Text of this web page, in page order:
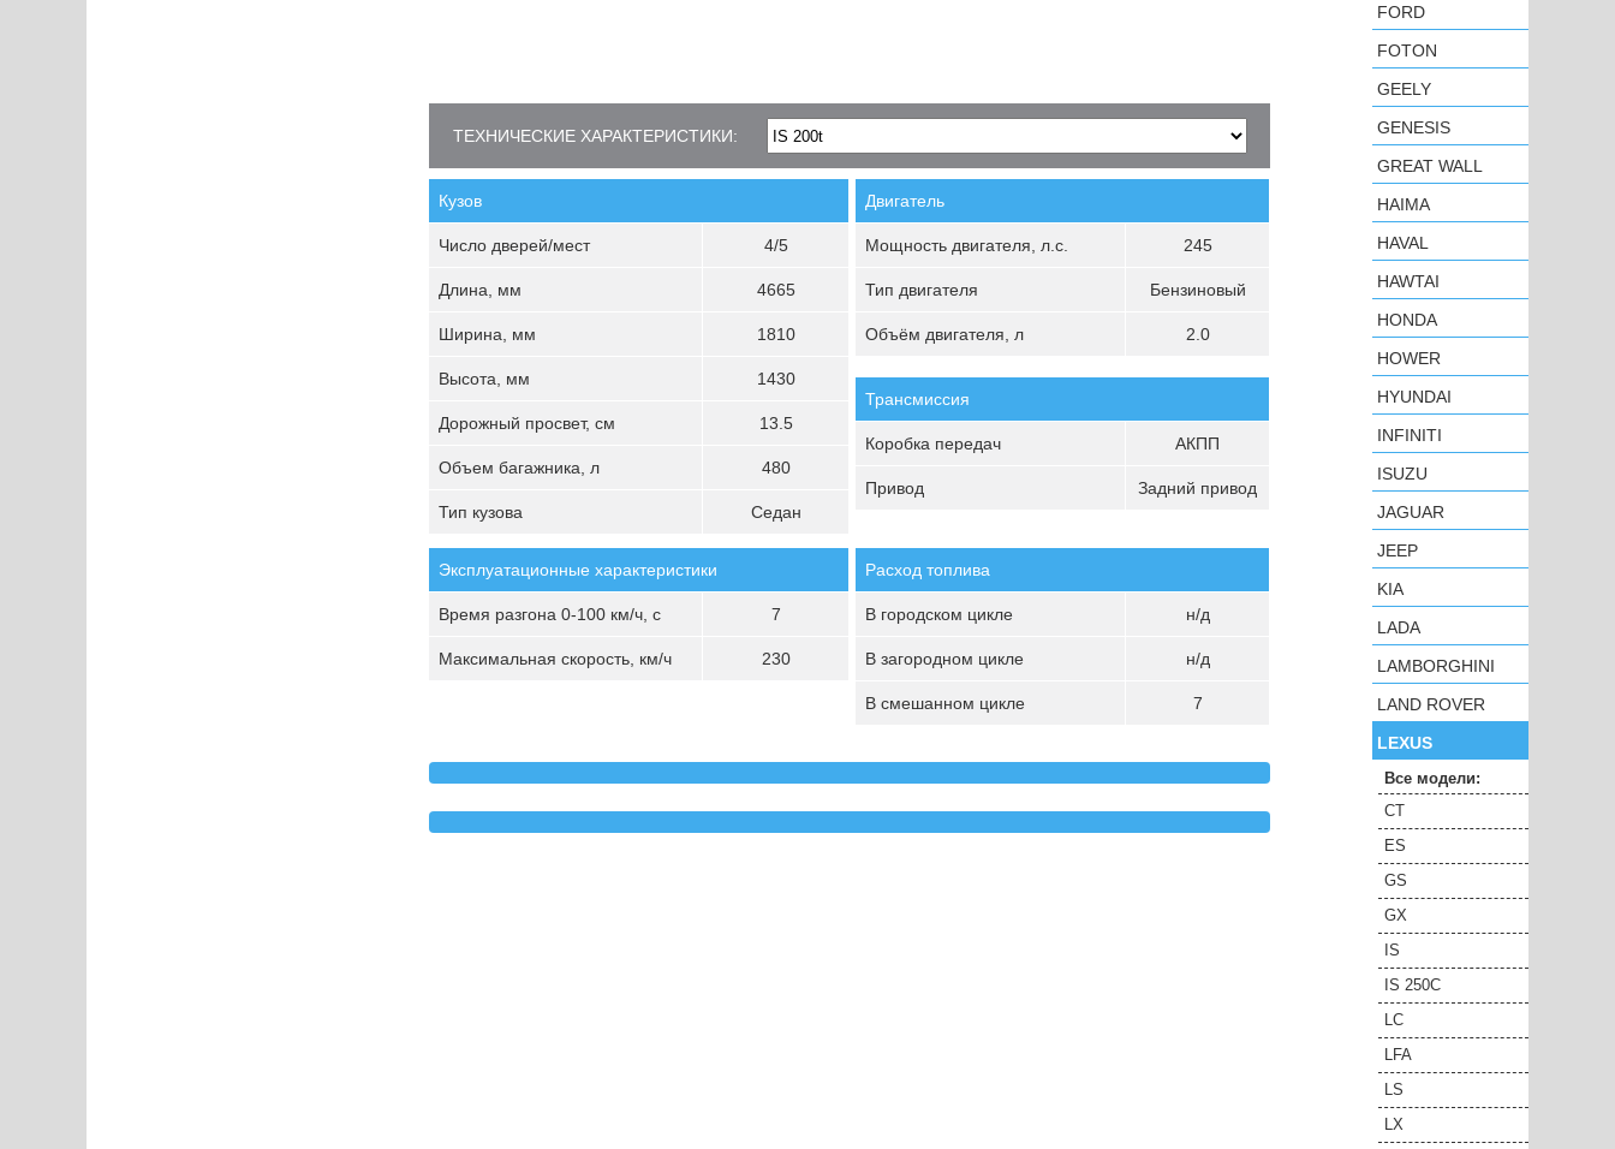
ТЕХНИЧЕСКИЕ ХАРАКТЕРИСТИКИ:
Кузов
Число дверей/мест 4/5
Длина, мм 4665
Ширина, мм 1810
Высота, мм 1430
Дорожный просвет, см 13.5
Объем багажника, л 480
Тип кузова Седан
Двигатель
Мощность двигателя, л.с. 245
Тип двигателя Бензиновый
Объём двигателя, л 2.0
Трансмиссия
Коробка передач АКПП
Привод Задний привод
Эксплуатационные характеристики
Время разгона 0-100 км/ч, с 7
Максимальная скорость, км/ч 230
Расход топлива
В городском цикле н/д
В загородном цикле н/д
В смешанном цикле 7
FORD
FOTON
GEELY
GENESIS
GREAT WALL
HAIMA
HAVAL
HAWTAI
HONDA
HOWER
HYUNDAI
INFINITI
ISUZU
JAGUAR
JEEP
KIA
LADA
LAMBORGHINI
LAND ROVER
LEXUS
Все модели:
CT
ES
GS
GX
IS
IS 250C
LC
LFA
LS
LX